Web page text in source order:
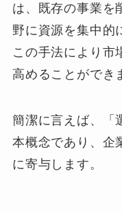
は、既存の事業を
野に資源を集中的
この手法により市
高めることができ
簡潔に言えば、「
本概念であり、企
に寄与します。